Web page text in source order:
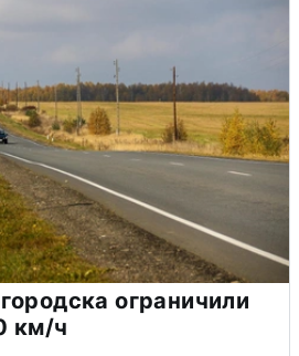
ограничили
км/ч